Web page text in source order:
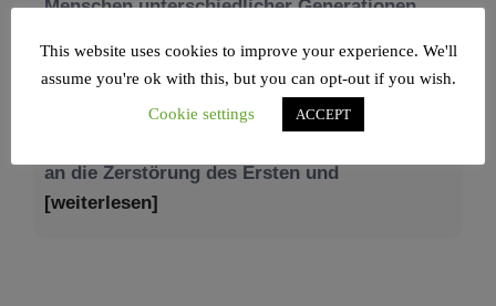
Tisch’a beAw 5786
Am 9. Aw, an Tisch’a beAw, erinnern wir uns
an die Zerstörung des Ersten und
[weiterlesen]
This website uses cookies to improve your experience. We'll
assume you're ok with this, but you can opt-out if you wish.
Cookie settings
ACCEPT